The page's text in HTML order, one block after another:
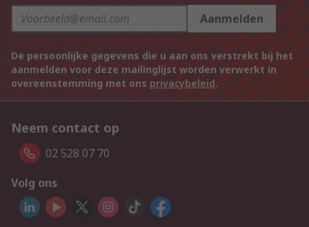
Aanmelden
De persoonlijke gegevens die u aan ons verstrekt bij het
aanmelden voor deze mailinglijst worden verwerkt in
overeenstemming met ons privacybeleid.
Neem contact op
02 528 07 70
Volg ons